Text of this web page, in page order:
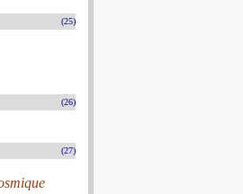
(25)
(26)
(27)